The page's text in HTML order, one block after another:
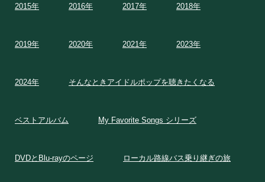
2015年 2016年 2017年 2018年
2019年 2020年 2021年 2023年
2024年 そんなときアイドルポップを聴きたくなる
ベストアルバム My Favorite Songs シリーズ
DVDとBlu-rayのページ ローカル路線バス乗り継ぎの旅